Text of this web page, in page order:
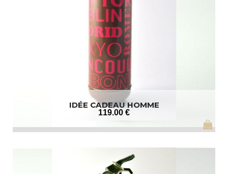
IDÉE CADEAU HOMME
119.00 €